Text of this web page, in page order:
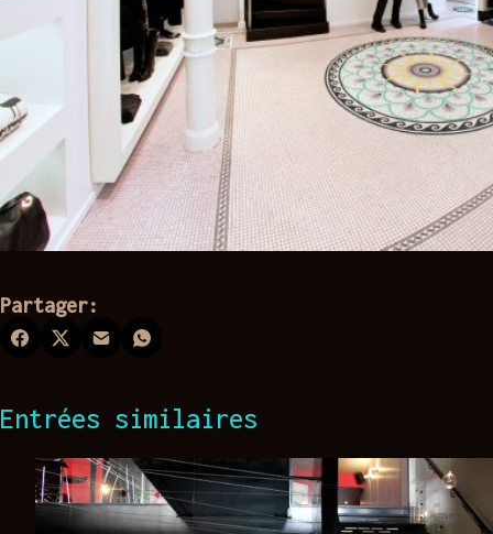
Partager:
Entrées similaires